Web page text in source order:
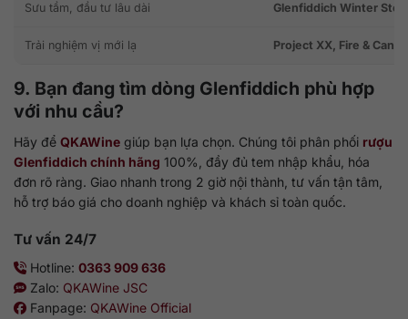
Sưu tầm, đầu tư lâu dài Glenfiddich Winter
Trải nghiệm vị mới lạ Project XX, Fire & Cane
9. Bạn đang tìm dòng Glenfiddich phù hợp
với nhu cầu?
Hãy để QKAWine giúp bạn lựa chọn. Chúng tôi phân phối rượu
Glenfiddich chính hãng 100%, đầy đủ tem nhập khẩu, hóa
đơn rõ ràng. Giao nhanh trong 2 giờ nội thành, tư vấn tận tâm,
hỗ trợ báo giá cho doanh nghiệp và khách sỉ toàn quốc.
Tư vấn 24/7
Hotline: 0363 909 636
Zalo: QKAWine JSC
Fanpage: QKAWine Official